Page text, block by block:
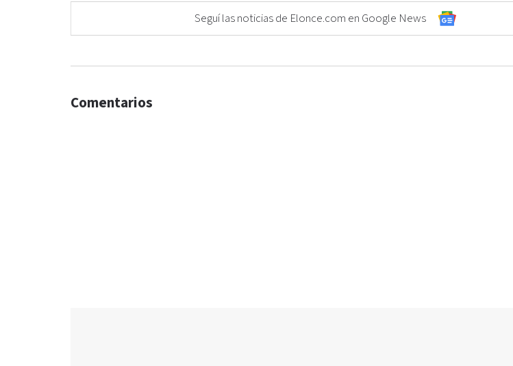
Seguí las noticias de Elonce.com en Google News
Comentarios